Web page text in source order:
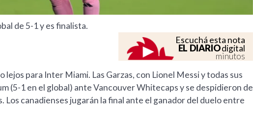
de 5-1 y es finalista.
Escuchá esta nota
EL DIARIOdigital
minutos
lejos para Inter Miami. Las Garzas, con Lionel Messi y todas sus
(5-1 en el global) ante Vancouver Whitecaps y se despidieron de
Los canadienses jugarán la final ante el ganador del duelo entre